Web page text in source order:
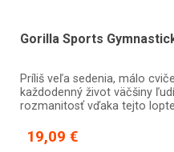
Gorilla Sports
Príliš veľa sedenia, málo
každodenný život väčšiny
rozmanitosť vďaka tejto
19,09 €